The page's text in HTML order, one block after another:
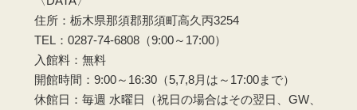
住所：栃木県那須郡那須町高久丙3254
TEL：0287-74-6808（9:00～17:00）
入館料：無料
開館時間：9:00～16:30（5,7,8月は～17:00まで）
休館日：毎週 水曜日（祝日の場合はその翌日、GW、